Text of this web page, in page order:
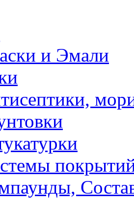
и Эмали